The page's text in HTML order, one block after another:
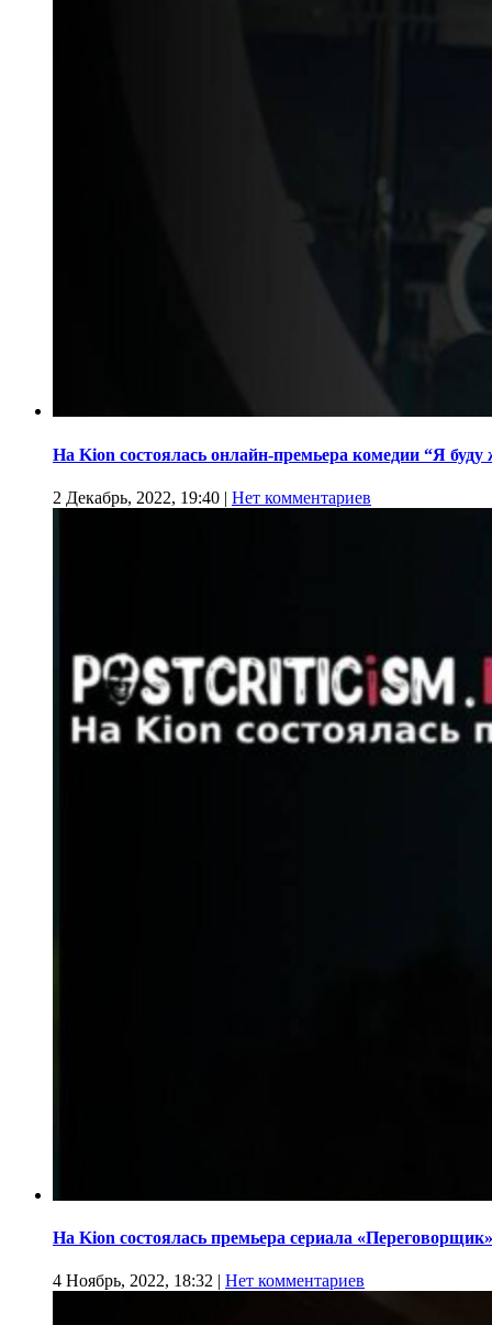
На Kion cостоялась онлайн-премьера комедии “Я буду
2 Декабрь, 2022, 19:40 | Нет комментариев
На Kion состоялась премьера сериала «Переговорщик»
4 Ноябрь, 2022, 18:32 | Нет комментариев